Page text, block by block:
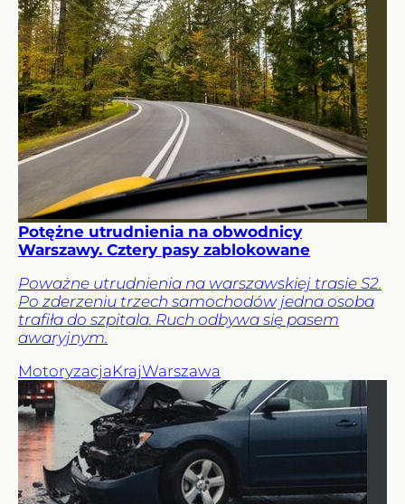
Potężne utrudnienia na obwodnicy
Warszawy. Cztery pasy zablokowane
Poważne utrudnienia na warszawskiej trasie S2.
Po zderzeniu trzech samochodów jedna osoba
trafiła do szpitala. Ruch odbywa się pasem
awaryjnym.
MotoryzacjaKrajWarszawa